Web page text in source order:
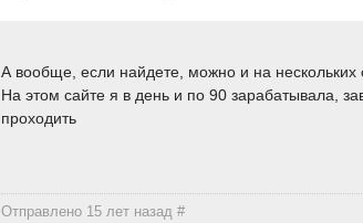
А вообще, если найдете, можно и на нескольких
На этом сайте я в день и по 90 зарабатывала,
проходить
Отправлено 15 лет назад#